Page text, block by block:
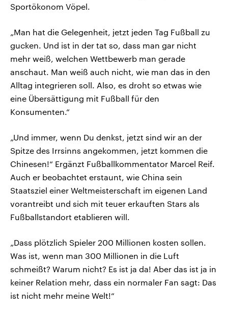
Sportökonom Vöpel.
„Man hat die Gelegenheit, jetzt jeden Tag Fußball zu
gucken. Und ist in der tat so, dass man gar nicht
mehr weiß, welchen Wettbewerb man gerade
anschaut. Man weiß auch nicht, wie man das in den
Alltag integrieren soll. Also, es droht so etwas wie
eine Übersättigung mit Fußball für den
Konsumenten.“
„Und immer, wenn Du denkst, jetzt sind wir an der
Spitze des Irrsinns angekommen, jetzt kommen die
Chinesen!“ Ergänzt Fußballkommentator Marcel Reif.
Auch er beobachtet erstaunt, wie China sein
Staatsziel einer Weltmeisterschaft im eigenen Land
vorantreibt und sich mit teuer erkauften Stars als
Fußballstandort etablieren will.
„Dass plötzlich Spieler 200 Millionen kosten sollen.
Was ist, wenn man 300 Millionen in die Luft
schmeißt? Warum nicht? Es ist ja da! Aber das ist ja in
keiner Relation mehr, dass ein normaler Fan sagt: Das
ist nicht mehr meine Welt!“